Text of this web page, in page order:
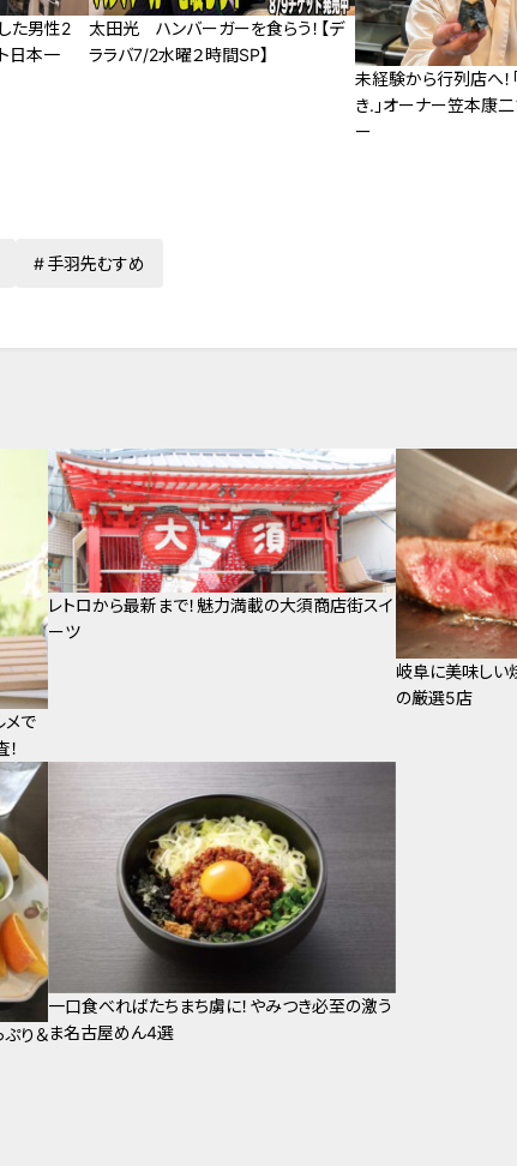
た男性2
日本一
太田光 ハンバーガーを食らう！【デ
ララバ7/2水曜２時間SP】
未経験から行列店へ！
き.」オーナー笠本康二
ー
手羽先むすめ
メで
レトロから最新まで！魅力満載の大須商店街スイ
ーツ
岐阜に美味しい
の厳選5店
り＆
一口食べればたちまち虜に！やみつき必至の激う
ま名古屋めん4選